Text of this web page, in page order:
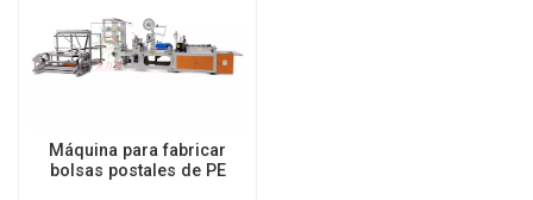
Máquina para fabricar
bolsas postales de PE